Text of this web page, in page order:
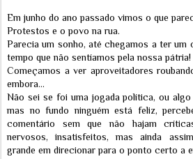
Em junho do ano passado vimos o que
Protestos e o povo na rua.
Parecia um sonho, até chegamos a ter um
tempo que não sentíamos pela nossa
Começamos a ver aproveitadores
embora...
Não sei se foi uma jogada política, ou algo
mas no fundo ninguém está feliz,
comentário sem que não hajam
nervosos, insatisfeitos, mas ainda
grande em direcionar para o ponto certo a